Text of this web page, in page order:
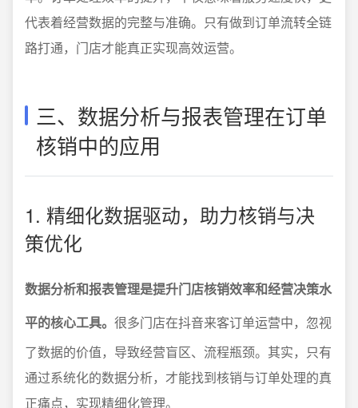
代表着经营数据的完整与准确。只有做到订单流转全链
路打通，门店才能真正实现高效运营。
三、数据分析与报表管理在订单
核销中的应用
1. 精细化数据驱动，助力核销与决
策优化
数据分析和报表管理是提升门店核销效率和经营决策水
平的核心工具。 很多门店在抖音来客订单运营中，忽视
了数据的价值，导致经营盲区、流程瓶颈。其实，只有
通过系统化的数据分析，才能找到核销与订单处理的真
正痛点，实现精细化管理。